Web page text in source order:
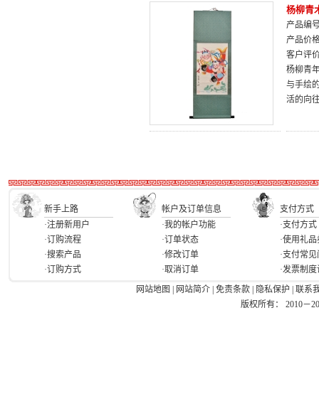
杨柳青
产品编
产品价
客户评
杨柳青
与手绘
活的向
新手上路 帐户及订单信息
支付方式
·注册新用户
·订购流程
·搜索产品
·订购方式
·我的帐户功能
·订单状态
·修改订单
·取消订单
·支付方式
·使用礼品
·支付常
·发票制
网站地图
网站简介 免责条款 隐私保护
联系
版权所有： 2010－